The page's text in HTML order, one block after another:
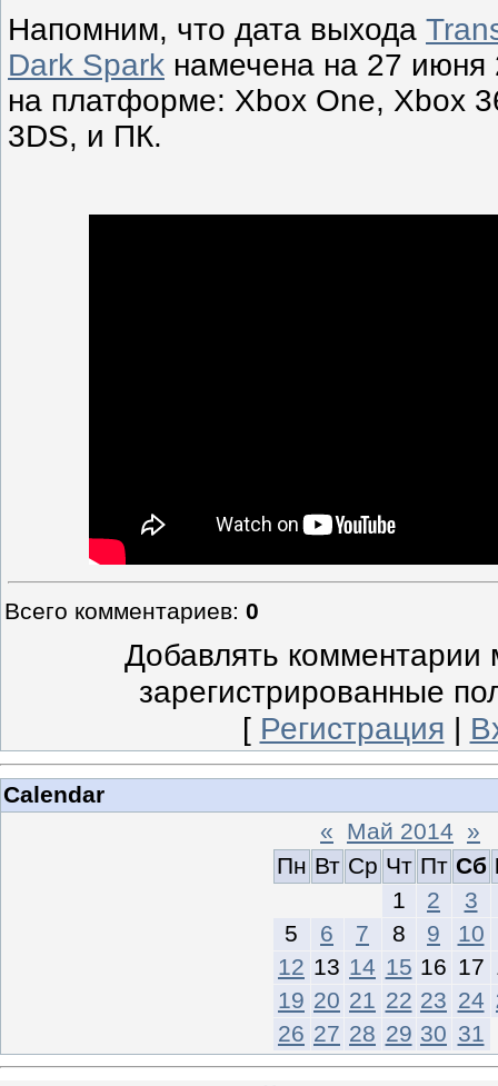
Напомним, что дата выхода
Dark Spark намечена на 27 июня
на платформе: Xbox One, Xbox
3DS, и ПК.
Всего комментариев: 0
Добавлять комментарии
зарегистрированные
[ Регистрация |
Calendar
« Май 2014 »
Пн Вт Ср Чт Пт Сб
1
2
3
5
6 7 8 9 10
12 13 14 15 16 17
19 20 21 22 23 24
26 27 28 29 30 31